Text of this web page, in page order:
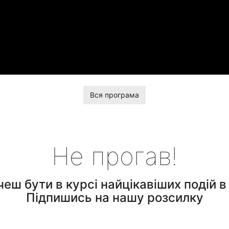
Вся програма
Не прогав!
бути в курсі найцікавіших подій в
Підпишись на нашу розсилку